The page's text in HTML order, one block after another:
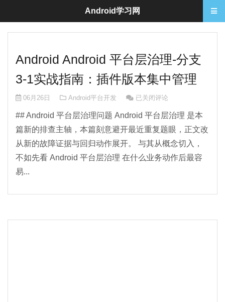
Android Android 平台层治理-分支
3-1实战指南：插件版本集中管理
06月26日 Android平台开发 Android Android 平台层治理-
已关闭评论
## Android 平台层治理问题 Android 平台层治理 是本
篇新的排查主轴，本篇刻意避开最近重复题眼，正文改
从新的故障证据与回归动作展开。 与其从概念切入，
不如先看 Android 平台层治理 在什么业务动作后最容
易...
Android学习网